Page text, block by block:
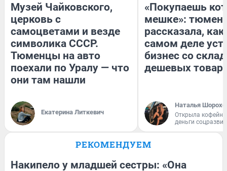
Музей Чайковского,
церковь с
самоцветами и везде
символика СССР.
Тюменцы на авто
поехали по Уралу — что
они там нашли
Екатерина Литкевич
«Покупаешь
мешке»:
рассказала, как
самом деле
бизнес со
дешевых
Наталья
Открыла
деньги
РЕКОМЕНДУЕМ
Накипело у младшей сестры: «Она